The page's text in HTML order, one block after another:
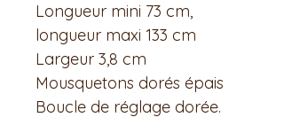
Longueur mini 73 cm,
longueur maxi 133 cm
Largeur 3,8 cm
Mousquetons dorés épais
Boucle de réglage dorée.